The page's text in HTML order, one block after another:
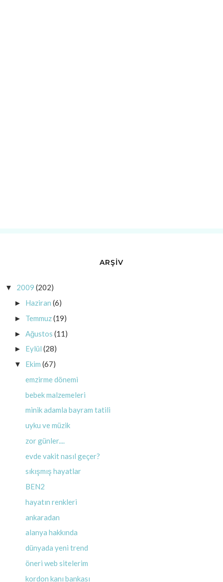
ARŞİV
▼ 2009 (202)
► Haziran (6)
► Temmuz(19)
► Ağustos (11)
► Eylül (28)
▼ Ekim (67)
emzirme dönemi
bebek malzemeleri
minik adamla bayram tatili
uyku ve müzik
zor günler....
evde vakit nasıl geçer?
sıkışmış hayatlar
BEN2
hayatın renkleri
ankaradan
alanya hakkında
dünyada yeni trend
öneri web sitelerim
kordon kanı bankası